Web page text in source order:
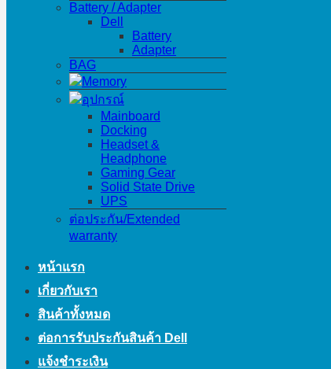
Battery / Adapter
Dell
Battery
Adapter
BAG
Memory
อุปกรณ์
Mainboard
Docking
Headset &
Headphone
Gaming Gear
Solid State Drive
UPS
ต่อประกัน/Extended
warranty
หน้าแรก
เกี่ยวกับเรา
สินค้าทั้งหมด
ต่อการรับประกันสินค้า Dell
แจ้งชำระเงิน